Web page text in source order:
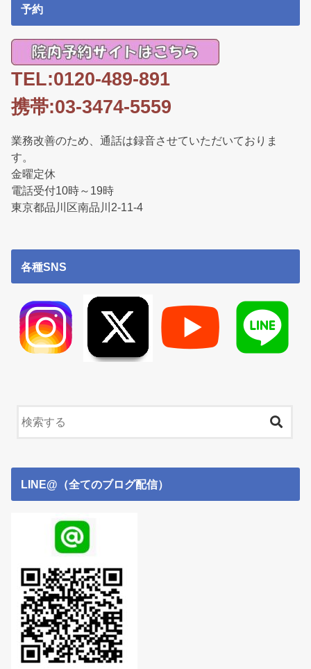
予約
TEL:0120-489-891
携帯:03-3474-5559
業務改善のため、通話は録音させていただいておりま
す。
金曜定休
電話受付10時～19時
東京都品川区南品川2-11-4
各種SNS
LINE@（全てのブログ配信）